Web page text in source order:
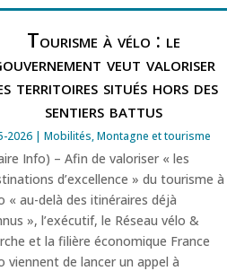
Tourisme à vélo : le
veut valoriser
territoires situés hors des
sentiers battus
2026| Mobilités,Montagne et tourisme
Info) – Afin de valoriser « les
d’excellence » du tourisme à
« au-delà des itinéraires déjà
», l’exécutif, le Réseau vélo &
et la filière économique France
viennent de lancer un appel à